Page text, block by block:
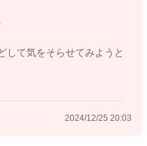
ように思います。
2024/12/25 10:30
して気をそらせてみようと
2024/12/25 20:03